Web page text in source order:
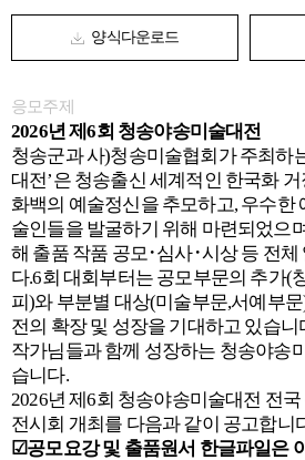
양식다운로드
응모주제
2026년 제6회 청송야송미술대전
청송군과 사)청송미술협회가 주최하
대전’은 청송출신 세계적인 한국화
화백의 예술정신을 추모하고, 우수한
술인들을 발굴하기 위해 마련되었으
해 출품 작품 공모･심사･시상 등 전
다.6회 대회부터는 공모부문의 추가(
피)와 부분별 대상(미술부문,서예부
전의 확장 및 성장을 기대하고 있습
작가님들과 함께 성장하는 청송야송
습니다.
2026년 제6회 청송야송미술대전 전
전시회 개최를 다음과 같이 공고합니
☑공모요강 및 출품원서 한글파일은